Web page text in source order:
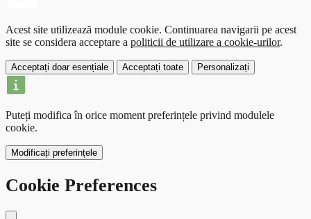
Acest site utilizează module cookie. Continuarea navigarii pe acest
site se considera acceptare a politicii de utilizare a cookie-urilor.
Acceptați doar esențiale Acceptați toate Personalizați
Puteți modifica în orice moment preferințele privind modulele
cookie.
Modificați preferințele
Cookie Preferences